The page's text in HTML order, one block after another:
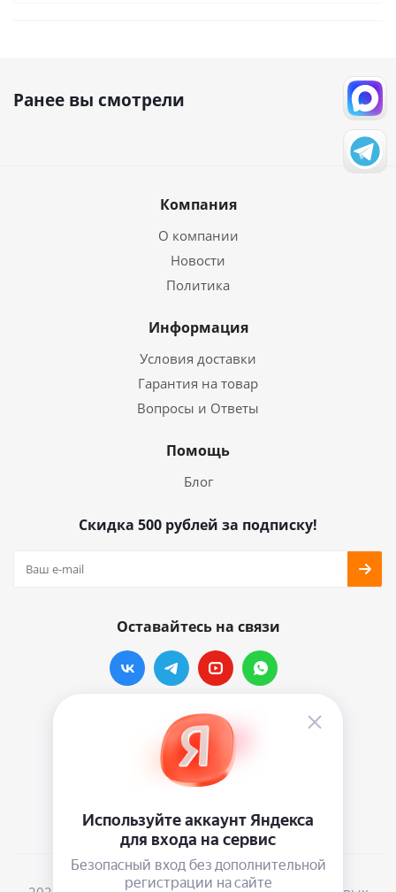
Ранее вы смотрели
Компания
О компании
Новости
Политика
Информация
Условия доставки
Гарантия на товар
Вопросы и Ответы
Помощь
Блог
Скидка 500 рублей за подписку!
Оставайтесь на связи
Наши контакты
info@vinylmarkt.ru